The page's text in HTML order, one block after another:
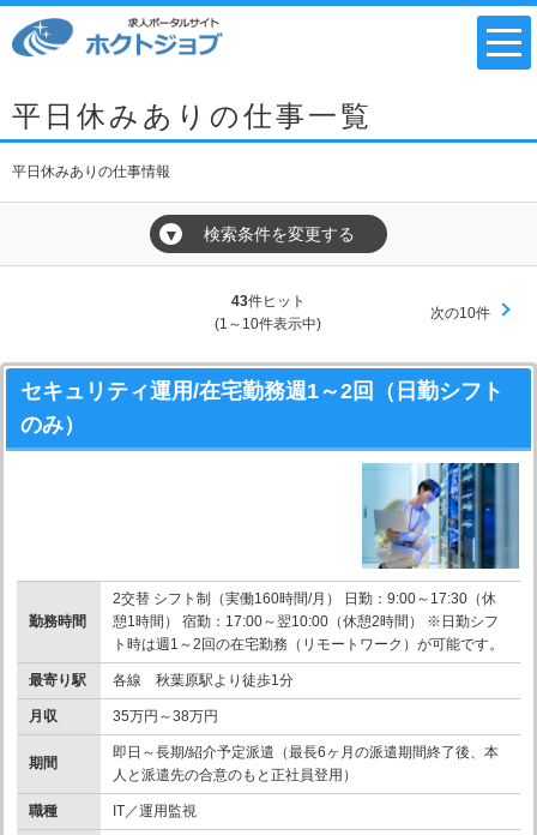
平日休みありの仕事一覧
平日休みありの仕事情報
▼ 検索条件を変更する
43件ヒット
(1～10件表示中)
次の10件
セキュリティ運用/在宅勤務週1～2回（日勤シフト
のみ）
勤務時間
2交替 シフト制（実働160時間/月） 日勤：9:00～17:30（休
憩1時間） 宿勤：17:00～翌10:00（休憩2時間） ※日勤シフ
ト時は週1～2回の在宅勤務（リモートワーク）が可能です。
最寄り駅 各線 秋葉原駅より徒歩1分
月収 35万円～38万円
期間
即日～長期/紹介予定派遣（最長6ヶ月の派遣期間終了後、本
人と派遣先の合意のもと正社員登用）
職種 IT／運用監視